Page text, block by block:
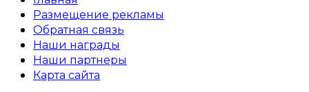
Размещение рекламы
Обратная связь
Наши награды
Наши партнеры
Карта сайта